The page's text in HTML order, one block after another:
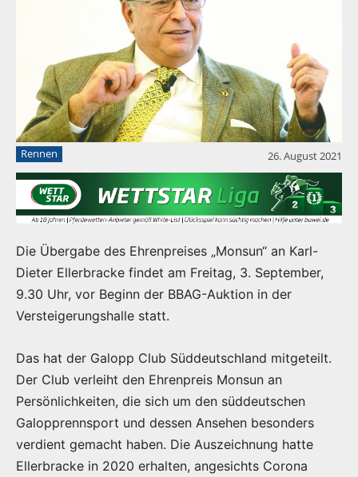
Rennen 26. August 2021
Die Übergabe des Ehrenpreises „Monsun“ an Karl-
Dieter Ellerbracke findet am Freitag, 3. September,
9.30 Uhr, vor Beginn der BBAG-Auktion in der
Versteigerungshalle statt.
Das hat der Galopp Club Süddeutschland mitgeteilt.
Der Club verleiht den Ehrenpreis Monsun an
Persönlichkeiten, die sich um den süddeutschen
Galopprennsport und dessen Ansehen besonders
verdient gemacht haben. Die Auszeichnung hatte
Ellerbracke in 2020 erhalten, angesichts Corona